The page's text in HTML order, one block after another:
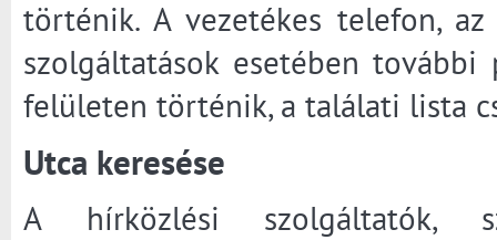
történik. A vezetékes telefon,
szolgáltatások esetében
felületen történik, a találati lista
Utca keresése
A hírközlési szolgáltatók,